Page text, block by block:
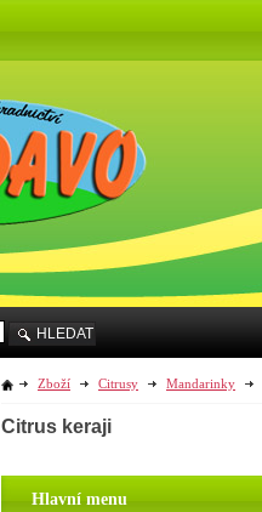
Zboží Citrusy Mandarinky
Citrus keraji
Hlavní menu
HLEDAT